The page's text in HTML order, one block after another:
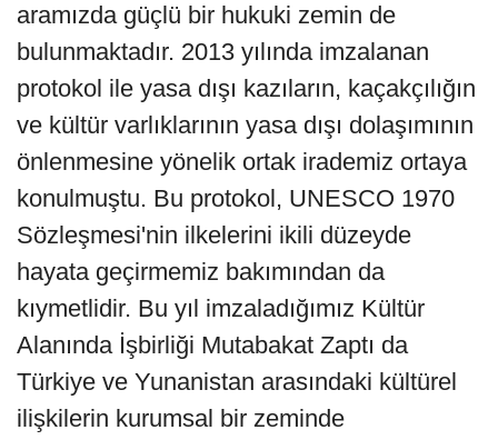
aramızda güçlü bir hukuki zemin de
bulunmaktadır. 2013 yılında imzalanan
protokol ile yasa dışı kazıların, kaçakçılığın
ve kültür varlıklarının yasa dışı dolaşımının
önlenmesine yönelik ortak irademiz ortaya
konulmuştu. Bu protokol, UNESCO 1970
Sözleşmesi'nin ilkelerini ikili düzeyde
hayata geçirmemiz bakımından da
kıymetlidir. Bu yıl imzaladığımız Kültür
Alanında İşbirliği Mutabakat Zaptı da
Türkiye ve Yunanistan arasındaki kültürel
ilişkilerin kurumsal bir zeminde